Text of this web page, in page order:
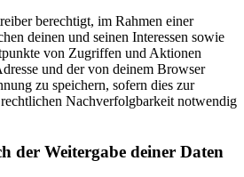
berechtigt, im Rahmen einer
deinen und seinen Interessen sowie
von Zugriffen und Aktionen
und der von deinem Browser
zu speichern, sofern dies zur
Nachverfolgbarkeit notwendig
der Weitergabe deiner Daten